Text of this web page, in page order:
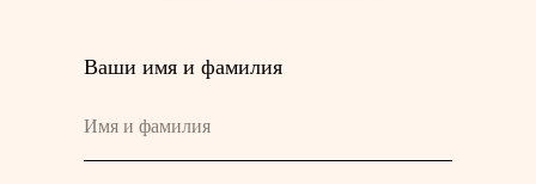
Ваши имя и фамилия